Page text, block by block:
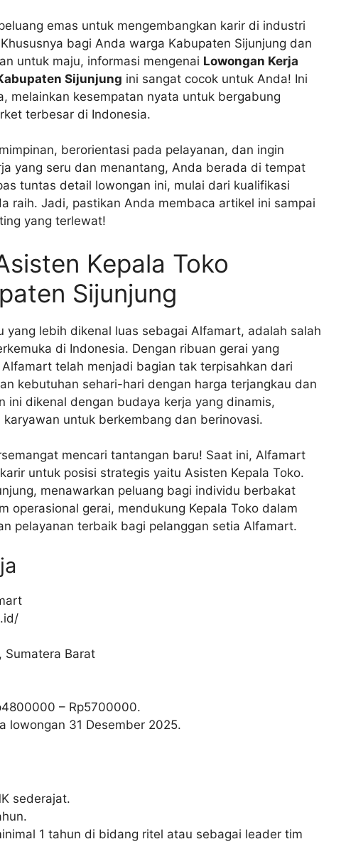
emas untuk mengembangkan karir di industri
bagi Anda warga Kabupaten Sijunjung dan
untuk maju, informasi mengenai Lowongan Kerja
Sijunjung ini sangat cocok untuk Anda! Ini
melainkan kesempatan nyata untuk bergabung
terbesar di Indonesia.
berorientasi pada pelayanan, dan ingin
yang seru dan menantang, Anda berada di tempat
tuntas detail lowongan ini, mulai dari kualifikasi
raih. Jadi, pastikan Anda membaca artikel ini sampai
yang terlewat!
Kepala Toko
Sijunjung
yang lebih dikenal luas sebagai Alfamart, adalah salah
di Indonesia. Dengan ribuan gerai yang
telah menjadi bagian tak terpisahkan dari
kebutuhan sehari-hari dengan harga terjangkau dan
ini dikenal dengan budaya kerja yang dinamis,
untuk berkembang dan berinovasi.
mencari tantangan baru! Saat ini, Alfamart
untuk posisi strategis yaitu Asisten Kepala Toko.
menawarkan peluang bagi individu berbakat
operasional gerai, mendukung Kepala Toko dalam
pelayanan terbaik bagi pelanggan setia Alfamart.
Sumatera Barat
4800000 – Rp5700000.
lowongan 31 Desember 2025.
sederajat.
1 tahun di bidang ritel atau sebagai leader tim